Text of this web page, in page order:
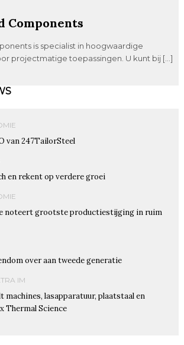
Components
is specialist in hoogwaardige
projectmatige toepassingen. U kunt bij […]
van 247TailorSteel
en rekent op verdere groei
noteert grootste productiestijging in ruim
over aan tweede generatie
IM
machines, lasapparatuur, plaatstaal en
Thermal Science